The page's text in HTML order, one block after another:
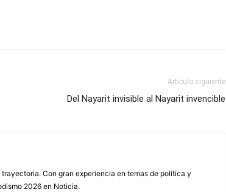
Artículo siguiente
Del Nayarit invisible al Nayarit invencible
Con gran experiencia en temas de política y
2026 en Noticia.